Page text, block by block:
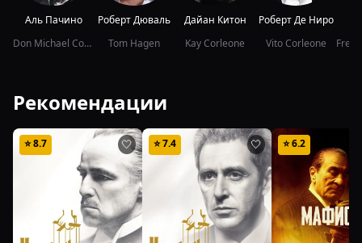
Аль Пачино
Don Michael Corleone
Роберт Дюваль
Tom Hagen
Дайан Китон
Kay Corleone
Роберт Де Ниро
Vito Corleone
Рекомендации
⭐8.7 🤍 ⭐7.4 🤍 ⭐6.2